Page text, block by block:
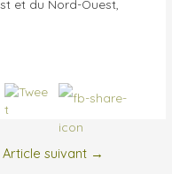
et du Nord-Ouest,
Article suivant →